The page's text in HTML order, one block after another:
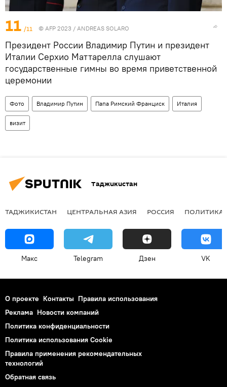
11 /11 © AFP 2023 / ANDREAS SOLARO
Президент России Владимир Путин и президент
Италии Серхио Маттарелла слушают
государственные гимны во время приветственной
церемонии
Фото Владимир Путин Папа Римский Франциск Италия
визит
Таджикистан
ТАДЖИКИСТАН ЦЕНТРАЛЬНАЯ АЗИЯ РОССИЯ ПОЛИТИКА
Макс Telegram Дзен VK
О проекте Контакты Правила использования
Реклама Новости компаний
Политика конфиденциальности
Политика использования Cookie
Правила применения рекомендательных
технологий
Обратная связь